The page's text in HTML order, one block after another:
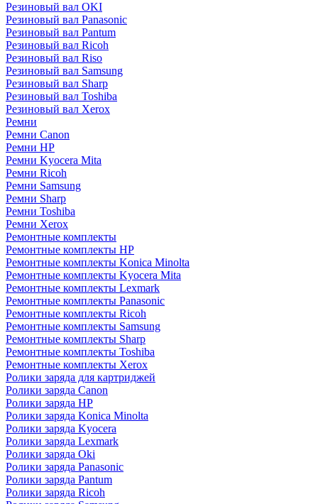
Резиновый вал OKI
Резиновый вал Panasonic
Резиновый вал Pantum
Резиновый вал Ricoh
Резиновый вал Riso
Резиновый вал Samsung
Резиновый вал Sharp
Резиновый вал Toshiba
Резиновый вал Xerox
Ремни
Ремни Canon
Ремни HP
Ремни Kyocera Mita
Ремни Ricoh
Ремни Samsung
Ремни Sharp
Ремни Toshiba
Ремни Xerox
Ремонтные комплекты
Ремонтные комплекты HP
Ремонтные комплекты Konica Minolta
Ремонтные комплекты Kyocera Mita
Ремонтные комплекты Lexmark
Ремонтные комплекты Panasonic
Ремонтные комплекты Ricoh
Ремонтные комплекты Samsung
Ремонтные комплекты Sharp
Ремонтные комплекты Toshiba
Ремонтные комплекты Xerox
Ролики заряда для картриджей
Ролики заряда Canon
Ролики заряда HP
Ролики заряда Konica Minolta
Ролики заряда Kyocera
Ролики заряда Lexmark
Ролики заряда Oki
Ролики заряда Panasonic
Ролики заряда Pantum
Ролики заряда Ricoh